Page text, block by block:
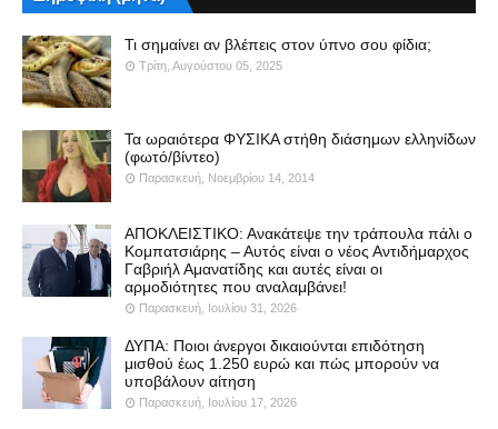
Τι σημαίνει αν βλέπεις στον ύπνο σου φίδια;
Τρίτη, Αυγούστου 05, 2025
Τα ωραιότερα ΦΥΣΙΚΑ στήθη διάσημων ελληνίδων
(φωτό/βίντεο)
Παρασκευή, Νοεμβρίου 14, 2014
ΑΠΟΚΛΕΙΣΤΙΚΟ: Ανακάτεψε την τράπουλα πάλι ο
Κομπατσιάρης – Αυτός είναι ο νέος Αντιδήμαρχος
Γαβριήλ Αμανατίδης και αυτές είναι οι
αρμοδιότητες που αναλαμβάνει!
Παρασκευή, Ιουλίου 31, 2026
ΔΥΠΑ: Ποιοι άνεργοι δικαιούνται επιδότηση
μισθού έως 1.250 ευρώ και πώς μπορούν να
υποβάλουν αίτηση
Παρασκευή, Ιουλίου 17, 2026